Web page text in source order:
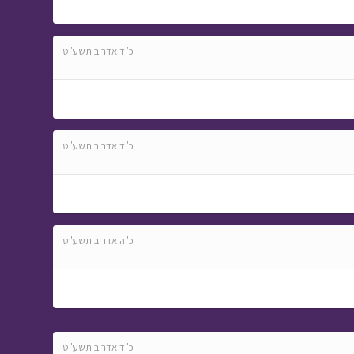
כ"ד אדר ב תשע"ט
כ"ד אדר ב תשע"ט
כ"ה אדר ב תשע"ט
כ"ד אדר ב תשע"ט